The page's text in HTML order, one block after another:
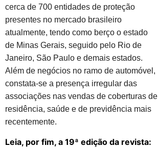
cerca de 700 entidades de proteção
presentes no mercado brasileiro
atualmente, tendo como berço o estado
de Minas Gerais, seguido pelo Rio de
Janeiro, São Paulo e demais estados.
Além de negócios no ramo de automóvel,
constata-se a presença irregular das
associações nas vendas de coberturas de
residência, saúde e de previdência mais
recentemente.
Leia, por fim, a 19ª edição da revista: